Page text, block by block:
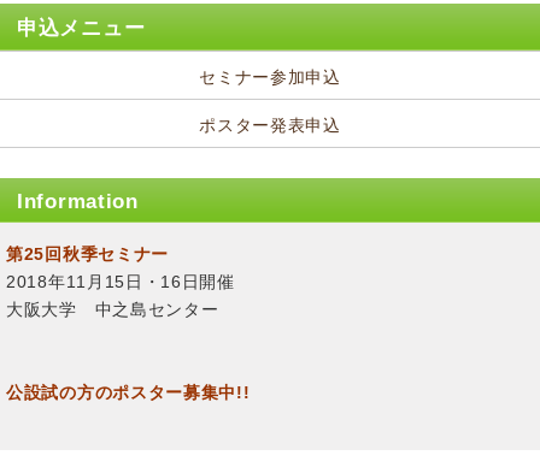
申込メニュー
セミナー参加申込
ポスター発表申込
Information
第25回秋季セミナー
2018年11月15日・16日開催
大阪大学 中之島センター
公設試の方のポスター募集中!!